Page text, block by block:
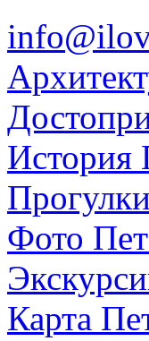
История
Фото
Карта